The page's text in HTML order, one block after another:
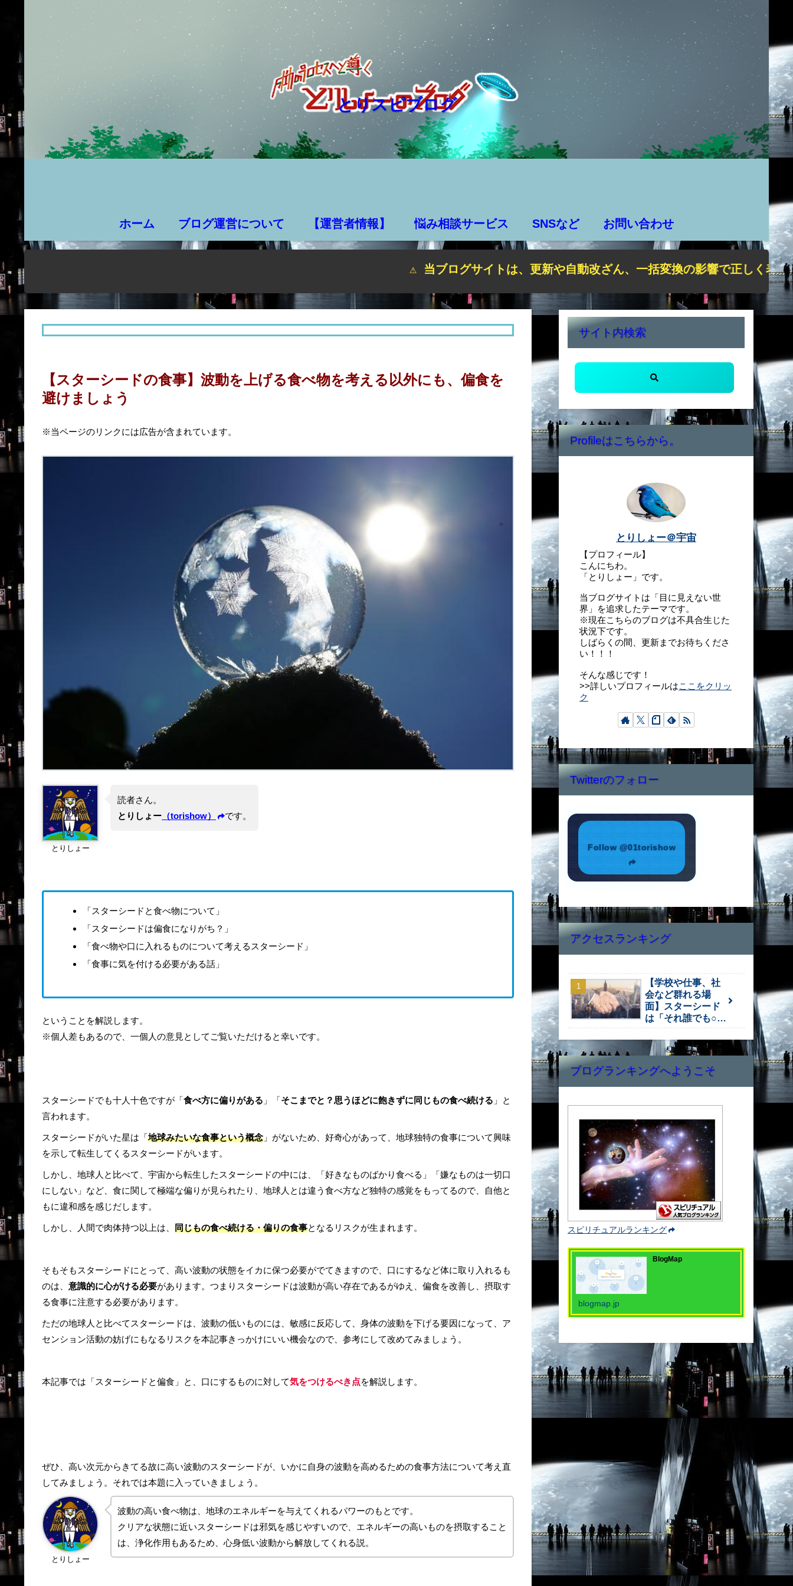
とりスピブログ
ホーム ブログ運営について 【運営者情報】 悩み相談サービス SNSなど お問い合わせ
⚠ 当ブログサイトは、更新や自動改ざん、一括変換の影響で正しく表示されない状
【スターシードの食事】波動を上げる食べ物を考える以外にも、偏食を
避けましょう
※当ページのリンクには広告が含まれています。
とりしょー
読者さん。
とりしょー （torishow） です。
「スターシードと食べ物について」
「スターシードは偏食になりがち？」
「食べ物や口に入れるものについて考えるスターシード」
「食事に気を付ける必要がある話」
ということを解説します。
※個人差もあるので、一個人の意見としてご覧いただけると幸いです。
スターシードでも十人十色ですが「食べ方に偏りがある 」「そこまでと？思うほどに飽きずに同じもの食べ続ける 」と
言われます。
スターシードがいた星は「地球みたいな食事という概念 」がないため、好奇心があって、地球独特の食事について興味
を示して転生してくるスターシードがいます。
しかし、地球人と比べて、宇宙から転生したスターシードの中には、「好きなものばかり食べる」「嫌なものは一切口
にしない」など、食に関して極端な偏りが見られたり、地球人とは違う食べ方など独特の感覚をもってるので、自他と
もに違和感を感じだします。
しかし、人間で肉体持つ以上は、 同じもの食べ続ける・偏りの食事となるリスクが生まれます。
そもそもスターシードにとって、高い波動の状態をイカに保つ必要がでてきますので、口にするなど体に取り入れるも
のは、 意識的に心がける必要があります。つまりスターシードは波動が高い存在であるがゆえ、偏食を改善し、摂取す
る食事に注意する必要があります。
ただの地球人と比べてスターシードは、波動の低いものには、敏感に反応して、身体の波動を下げる要因になって、ア
センション活動の妨げにもなるリスクを本記事きっかけにいい機会なので、参考にして改めてみましょう。
本記事では「スターシードと偏食」と、口にするものに対して気をつけるべき点を解説します。
ぜひ、高い次元からきてる故に高い波動のスターシードが、いかに自身の波動を高めるための食事方法について考え直
してみましょう。それでは本題に入っていきましょう。
とりしょー
波動の高い食べ物は、地球のエネルギーを与えてくれるパワーのもとです。
クリアな状態に近いスターシードは邪気を感じやすいので、エネルギーの高いものを摂取すること
は、浄化作用もあるため、心身低い波動から解放してくれる説。
サイト内検索
Profileはこちらから。
とりしょー＠宇宙
【プロフィール】
こんにちわ。
「とりしょー」です。
当ブログサイトは「目に見えない世
界」を追求したテーマです。
※現在こちらのブログは不具合生じた
状況下です。
しばらくの間、更新までお待ちくださ
い！！！
そんな感じです！
>>詳しいプロフィールはここをクリッ
ク
Twitterのフォロー
Follow @01torishow
アクセスランキング
【学校や仕事、社
会など群れる場
面】スターシード
は「それ誰でも○○
や矮小化や取り扱
ってくれない
ブログランキングへようこそ
スピリチュアルランキング
BlogMap
blogmap.jp